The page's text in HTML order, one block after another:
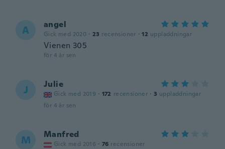
A angel
Gick med 2020 · 23 recensioner · 12 uppladdningar
Vienen 305
för 4 år sen
J Julie
Gick med 2019 · 172 recensioner · 3 uppladdningar
för 4 år sen
M Manfred
Gick med 2016 · 76 recensioner